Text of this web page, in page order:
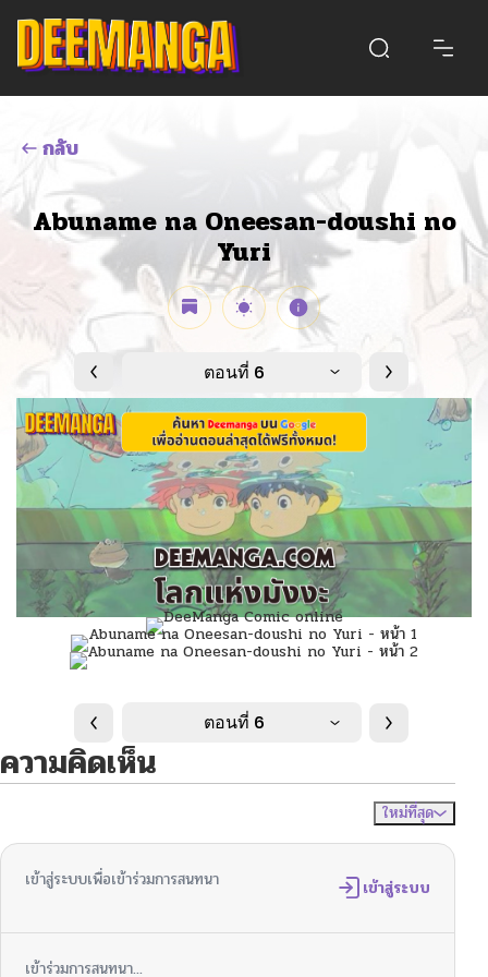
กลับ
Abuname na Oneesan-doushi no
Yuri
ตอนที่ 6
ตอนที่ 6
ความคิดเห็น
ใหม่ที่สุด
เข้าสู่ระบบเพื่อเข้าร่วมการสนทนา เข้าสู่ระบบ
เข้าร่วมการสนทนา...